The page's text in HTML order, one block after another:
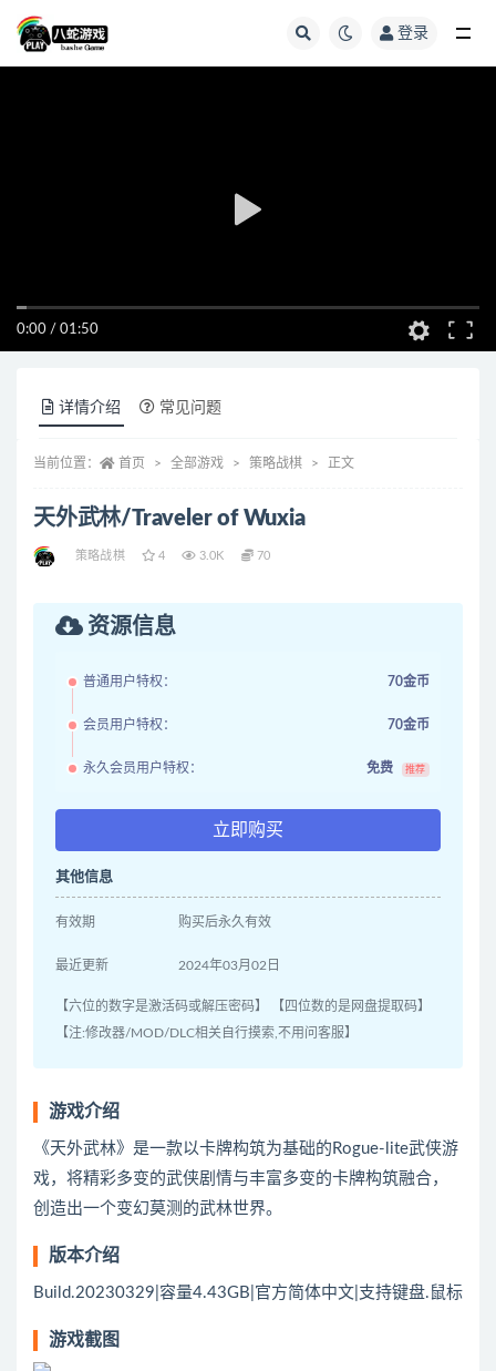
登录
0:00 / 01:50
详情介绍 常见问题
当前位置： 首页 全部游戏 策略战棋 正文
天外武林/Traveler of Wuxia
策略战棋 4 3.0K 70
资源信息
普通用户特权： 70金币
会员用户特权： 70金币
永久会员用户特权： 免费 推荐
立即购买
其他信息
有效期 购买后永久有效
最近更新 2024年03月02日
【六位的数字是激活码或解压密码】 【四位数的是网盘提取码】
【注:修改器/MOD/DLC相关自行摸索,不用问客服】
游戏介绍
《天外武林》是一款以卡牌构筑为基础的Rogue-lite武侠游
戏，将精彩多变的武侠剧情与丰富多变的卡牌构筑融合，
创造出一个变幻莫测的武林世界。
版本介绍
Build.20230329|容量4.43GB|官方简体中文|支持键盘.鼠标
游戏截图